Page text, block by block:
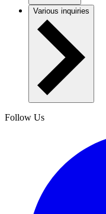
Various inquiries
Follow Us